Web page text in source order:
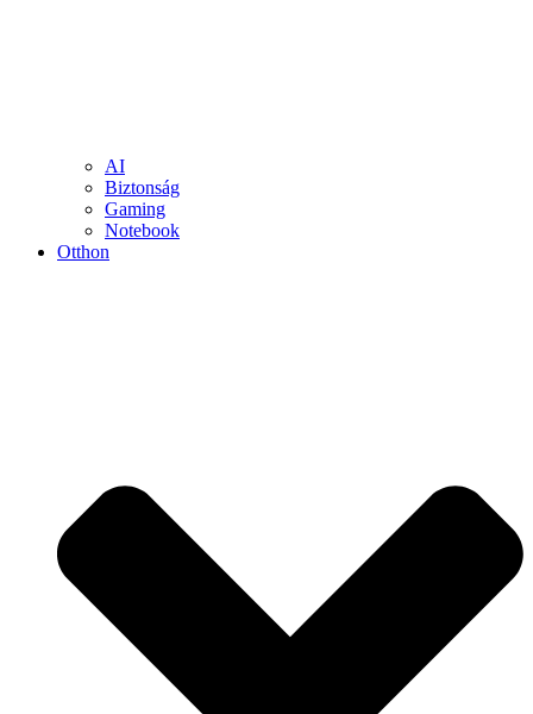
AI
Biztonság
Gaming
Notebook
Otthon